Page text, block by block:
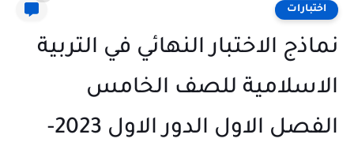
اختبارات
نماذج الاختبار النهائي في التربية
الاسلامية للصف الخامس
الفصل الاول الدور الاول 2023-